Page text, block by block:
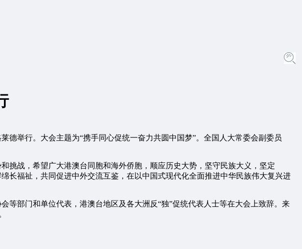
举行。大会主题为“携手同心促统一奋力共圆中国梦”。全国人大常委会副委员
挑战，希望广大港澳台同胞和海外侨胞，顺应历史大势，坚守民族大义，坚定
长福祉，共同促进中外交流互鉴，在以中国式现代化全面推进中华民族伟大复兴进
等部门和单位代表，港澳台地区及各大洲反“独”促统代表人士等在大会上致辞。来